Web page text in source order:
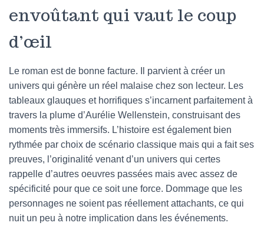
envoûtant qui vaut le coup
d’œil
Le roman est de bonne facture. Il parvient à créer un
univers qui génère un réel malaise chez son lecteur. Les
tableaux glauques et horrifiques s’incarnent parfaitement à
travers la plume d’Aurélie Wellenstein, construisant des
moments très immersifs. L’histoire est également bien
rythmée par choix de scénario classique mais qui a fait ses
preuves, l’originalité venant d’un univers qui certes
rappelle d’autres oeuvres passées mais avec assez de
spécificité pour que ce soit une force. Dommage que les
personnages ne soient pas réellement attachants, ce qui
nuit un peu à notre implication dans les événements.